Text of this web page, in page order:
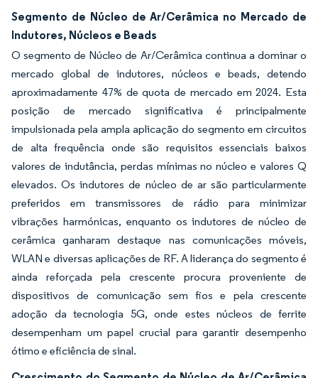
Segmento de Núcleo de Ar/Cerâmica no Mercado de
Indutores, Núcleos e Beads
O segmento de Núcleo de Ar/Cerâmica continua a dominar o
mercado global de indutores, núcleos e beads, detendo
aproximadamente 47% de quota de mercado em 2024. Esta
posição de mercado significativa é principalmente
impulsionada pela ampla aplicação do segmento em circuitos
de alta frequência onde são requisitos essenciais baixos
valores de indutância, perdas mínimas no núcleo e valores Q
elevados. Os indutores de núcleo de ar são particularmente
preferidos em transmissores de rádio para minimizar
vibrações harmónicas, enquanto os indutores de núcleo de
cerâmica ganharam destaque nas comunicações móveis,
WLAN e diversas aplicações de RF. A liderança do segmento é
ainda reforçada pela crescente procura proveniente de
dispositivos de comunicação sem fios e pela crescente
adoção da tecnologia 5G, onde estes núcleos de ferrite
desempenham um papel crucial para garantir desempenho
ótimo e eficiência de sinal.